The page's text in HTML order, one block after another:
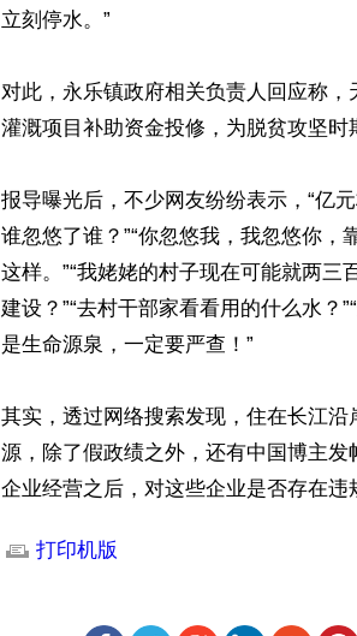
立刻停水。”
对此，永乐镇政府相关负责人回应称
灌溉项目补助资金投修，为脱贫攻坚时
报导曝光后，不少网友纷纷表示，“亿
谁忽悠了谁？”“你忽悠我，我忽悠你，
这样。”“我姥姥的村子现在可能就两
建设？”“去村干部家看看用的什么水？
是生命源泉，一定要严查！”
其实，透过网络搜索发现，住在长江
源，除了假政绩之外，还有中国博主
企业经营之后，对这些企业是否存在
打印机版